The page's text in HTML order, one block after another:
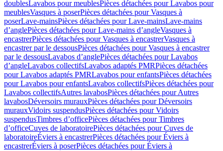
doublesLavabos pour meublesPièces détachées pour Lavabos pour
meublesVasques à poserPièces détachées pour Vasques à
poserLave-mainsPièces détachées pour Lave-mainsLave-mains
d’anglePièces détachées pour Lave-mains d’angleVasques à
encastrerPièces détachées pour Vasques à encastrerVasques à
encastrer par le dessousPièces détachées pour Vasques à encastrer
par le dessousLavabos d’anglePièces détachées pour Lavabos
d’angleLavabos collectifsLavabos adaptés PMRPièces détachées
pour Lavabos adaptés PMRLavabos pour enfantsPièces détachées
pour Lavabos pour enfantsLavabos collectifsPièces détachées pour
Lavabos collectifsAutres lavabosPièces détachées pour Autres
lavabosDéversoirs murauxPièces détachées pour Déversoirs
murauxVidoirs suspendusPièces détachées pour Vidoirs
suspendusTimbres dʼofficePièces détachées pour Timbres
dʼofficeCuves de laboratoirePièces détachées pour Cuves de
laboratoireÉviers à encastrerPièces détachées pour Éviers à
encastrerÉviers à poserPièces détachées pour Éviers à